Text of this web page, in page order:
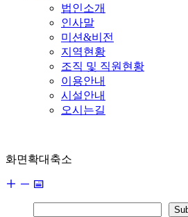
법인소개
인사말
미션&비전
지역현황
조직 및 직원현황
이용안내
시설안내
오시는길
화면확대축소